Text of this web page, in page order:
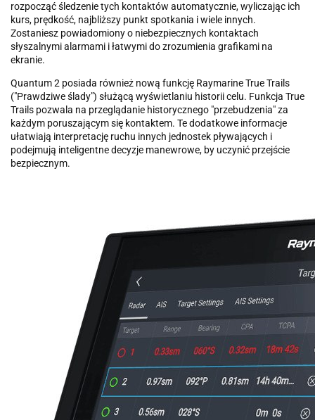
rozpocząć śledzenie tych kontaktów automatycznie, wyliczając ich
kurs, prędkość, najbliższy punkt spotkania i wiele innych.
Zostaniesz powiadomiony o niebezpiecznych kontaktach
słyszalnymi alarmami i łatwymi do zrozumienia grafikami na
ekranie.
Quantum 2 posiada również nową funkcję Raymarine True Trails
("Prawdziwe ślady") służącą wyświetlaniu historii celu. Funkcja True
Trails pozwala na przeglądanie historycznego "przebudzenia" za
każdym poruszającym się kontaktem. Te dodatkowe informacje
ułatwiają interpretację ruchu innych jednostek pływających i
podejmują inteligentne decyzje manewrowe, by uczynić przejście
bezpiecznym.